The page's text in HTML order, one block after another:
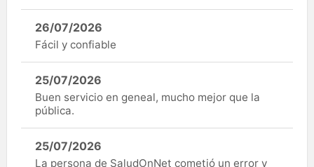
26/07/2026
Fácil y confiable
25/07/2026
Buen servicio en geneal, mucho mejor que la
pública.
25/07/2026
La persona de SaludOnNet cometió un error y